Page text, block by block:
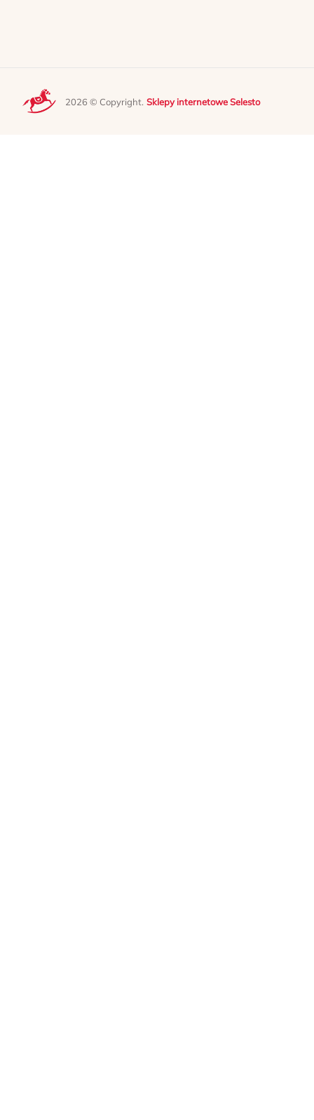
2026 © Copyright. Sklepy internetowe Selesto